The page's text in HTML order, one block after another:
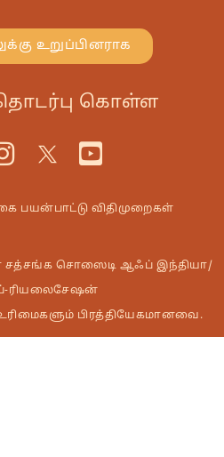
உறுப்பினராக
கொள்ள
சத்சங்க சொஸைடி ஆஃப் இந்தியா/
ரியலைசேஷன்
பிரத்தியேகமானவை.
பயன்பாட்டு விதிமுறைகள்